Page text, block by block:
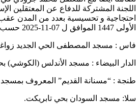
المشتركة للدفاع عن المعتقلين
مسجد المصطفى الحي الجديد زواغة قرب
البيضاء : مسجد الأندلس (الكوشي) بحي
: “مسنانة القديم” المعروف بمسجد سي
السودان بحي تابريكت.